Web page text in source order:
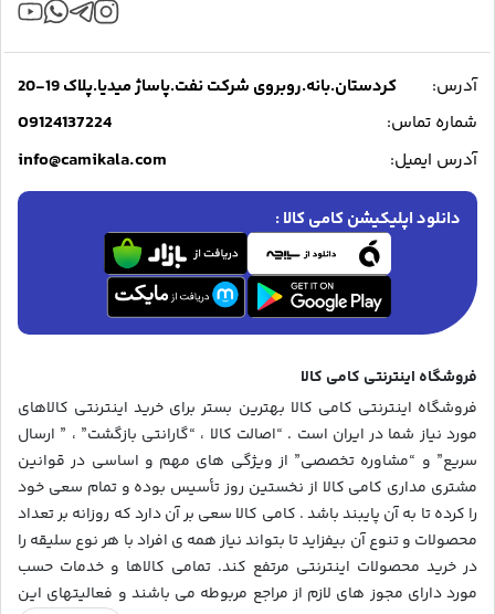
آدرس:
کردستان.بانه.روبروی شرکت نفت.پاساژ میدیا.پلاک 19-20
شماره تماس:
09124137224
آدرس ایمیل: info@camikala.com
دانلود اپلیکیشن کامی کالا :
فروشگاه اینترنتی کامی کالا
فروشگاه اینترنتی کامی کالا بهترین بستر برای خرید اینترنتی کالاهای
مورد نیاز شما در ایران است . “اصالت کالا ، “گارانتی بازگشت” ، ” ارسال
سریع” و “مشاوره تخصصی” از ویژگی های مهم و اساسی در قوانین
مشتری مداری کامی کالا از نخستین روز تأسیس بوده و تمام سعی خود
را کرده تا به آن پایبند باشد . کامی کالا سعی بر آن دارد که روزانه بر تعداد
محصولات و تنوع آن بیفزاید تا بتواند نیاز همه ی افراد با هر نوع سلیقه را
در خرید محصولات اینترنتی مرتفع کند. تمامی کالاها و خدمات حسب
مورد دارای مجوز های لازم از مراجع مربوطه می باشند و فعالیتهای این